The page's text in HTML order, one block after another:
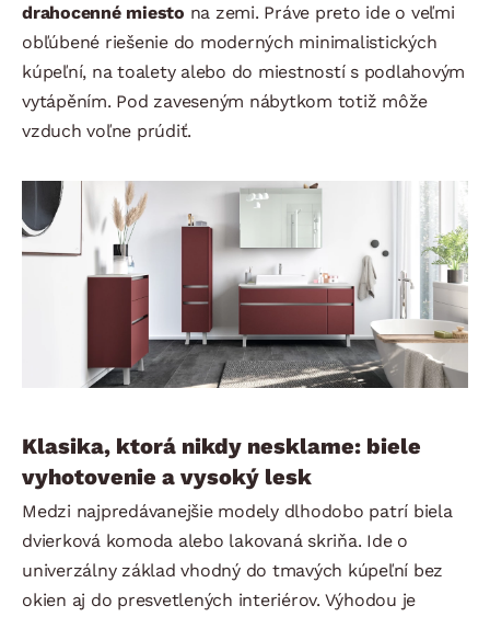
drahocenné miesto na zemi. Práve preto ide o veľmi
obľúbené riešenie do moderných minimalistických
kúpeľní, na toalety alebo do miestností s podlahovým
vytápěním. Pod zaveseným nábytkom totiž môže
vzduch voľne prúdiť.
Klasika, ktorá nikdy nesklame: biele
vyhotovenie a vysoký lesk
Medzi najpredávanejšie modely dlhodobo patrí biela
dvierková komoda alebo lakovaná skriňa. Ide o
univerzálny základ vhodný do tmavých kúpeľní bez
okien aj do presvetlených interiérov. Výhodou je